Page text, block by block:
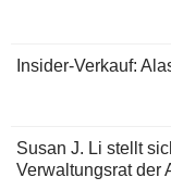
Insider-Verkauf:
Susan J. Li stellt
Verwaltungsrat der